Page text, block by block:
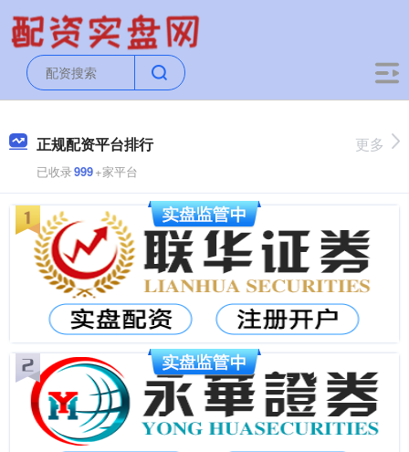
正规配资平台排行
已收录999+家平台
更多